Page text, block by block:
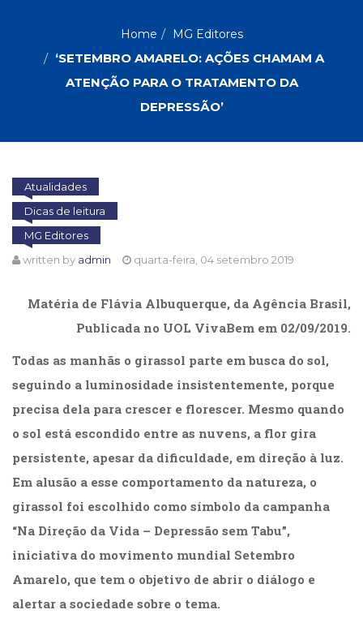
Biografias,
Depoimentos,
Vivências
Sociais
Cinema
(23)
Comportamento
(418)
e
Movimento
Crescimento
(222)
Criatividade
(14)
Alimentação
(14)
Economia,
(31)
Educação
(278)
Educação
Especial
Home MG Editores
‘SETEMBRO AMARELO: AÇÕES CHAMAM A
ATENÇÃO PARA O TRATAMENTO DA
DEPRESSÃO’
Atualidades
Dicas de leitura
MG Editores
written by admin quarta-feira, 04 setembro 2019
Matéria de Flávia Albuquerque, da Agência Brasil,
Publicada no UOL VivaBem em 02/09/2019.
Todas as manhãs o girassol parte em busca do sol,
seguindo a luminosidade insistentemente, porque
precisa dela para crescer e florescer. Mesmo quando
o sol está escondido entre as nuvens, a flor gira
persistente, apesar da dificuldade, em direção à luz.
Em alusão a esse comportamento da natureza, o
girassol foi escolhido como símbolo da campanha
“Na Direção da Vida – Depressão sem Tabu”,
iniciativa do movimento mundial Setembro
Amarelo, que tem o objetivo de abrir o diálogo e
alertar a sociedade sobre o tema.